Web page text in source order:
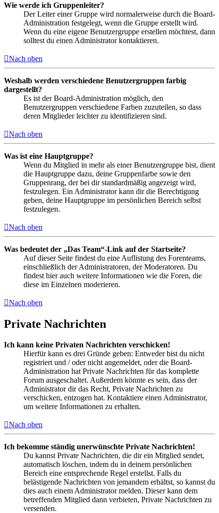
Wie werde ich Gruppenleiter?
Der Leiter einer Gruppe wird normalerweise durch die Board-
Administration festgelegt, wenn die Gruppe erstellt wird.
Wenn du eine eigene Benutzergruppe erstellen möchtest, dann
solltest du einen Administrator kontaktieren.
Nach oben
Weshalb werden verschiedene Benutzergruppen farbig
dargestellt?
Es ist der Board-Administration möglich, den
Benutzergruppen verschiedene Farben zuzuteilen, so dass
deren Mitglieder leichter zu identifizieren sind.
Nach oben
Was ist eine Hauptgruppe?
Wenn du Mitglied in mehr als einer Benutzergruppe bist, dient
die Hauptgruppe dazu, deine Gruppenfarbe sowie den
Gruppenrang, der bei dir standardmäßig angezeigt wird,
festzulegen. Ein Administrator kann dir die Berechtigung
geben, deine Hauptgruppe im persönlichen Bereich selbst
festzulegen.
Nach oben
Was bedeutet der „Das Team“-Link auf der Startseite?
Auf dieser Seite findest du eine Auflistung des Forenteams,
einschließlich der Administratoren, der Moderatoren. Du
findest hier auch weitere Informationen wie die Foren, die
diese im Einzelnen moderieren.
Nach oben
Private Nachrichten
Ich kann keine Privaten Nachrichten verschicken!
Hierfür kann es drei Gründe geben: Entweder bist du nicht
registriert und / oder nicht angemeldet, oder die Board-
Administration hat Private Nachrichten für das komplette
Forum ausgeschaltet. Außerdem könnte es sein, dass der
Administrator dir das Recht, Private Nachrichten zu
verschicken, entzogen hat. Kontaktiere einen Administrator,
um weitere Informationen zu erhalten.
Nach oben
Ich bekomme ständig unerwünschte Private Nachrichten!
Du kannst Private Nachrichten, die dir ein Mitglied sendet,
automatisch löschen, indem du in deinem persönlichen
Bereich eine entsprechende Regel erstellst. Falls du
belästigende Nachrichten von jemandem erhältst, so kannst du
dies auch einem Administrator melden. Dieser kann dem
betreffenden Mitglied dann verbieten, Private Nachrichten zu
versenden.